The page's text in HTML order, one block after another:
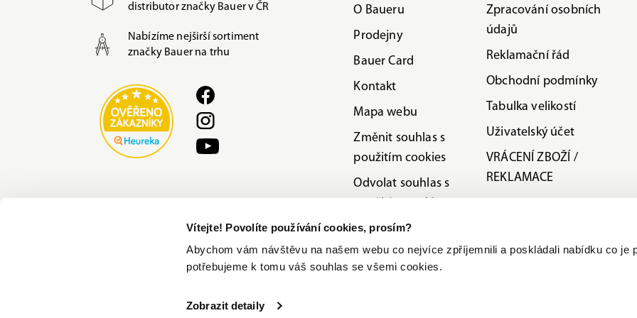
Vítejte! Povolíte používání cookies, prosím?
Abychom vám návštěvu na našem webu co nejvíce zpříjemnili a poskládali nabídku co je
potřebujeme k tomu váš souhlas se všemi cookies.
Zobrazit detaily
distributor značky Bauer v ČR
Nabízíme nejširší sortiment
značky Bauer na trhu
O Baueru
Prodejny
Bauer Card
Kontakt
Mapa webu
Změnit souhlas s
použitím cookies
Odvolat souhlas s
Etická linka
Slovník pojmů
Zpracování osobních
údajů
Reklamační řád
Obchodní podmínky
Tabulka velikostí
Uživatelský účet
VRÁCENÍ ZBOŽÍ /
REKLAMACE
© 2022 ALL SPORTS a.s. oficiální distributor pro ČR